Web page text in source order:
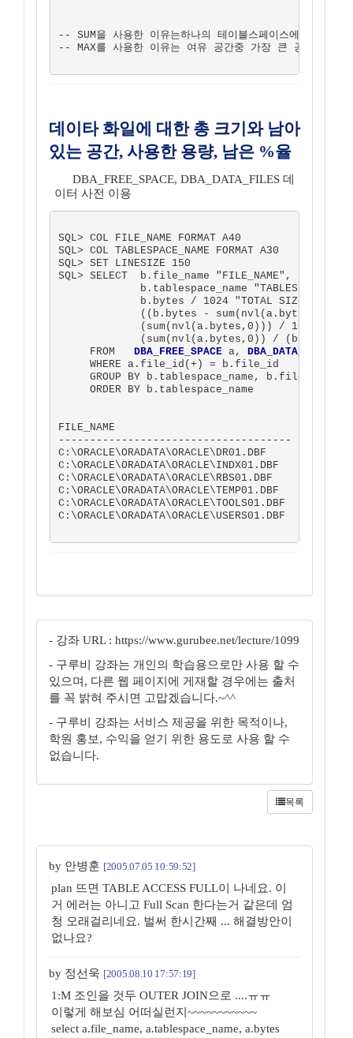
-- SUM을 사용한 이유는하나의 테이블스페이스에 분산되
-- MAX를 사용한 이유는 여유 공간중 가장 큰 공간의
데이타 화일에 대한 총 크기와 남아
있는 공간, 사용한 용량, 남은 %율
DBA_FREE_SPACE, DBA_DATA_FILES 데
이터 사전 이용
SQL> COL FILE_NAME FORMAT A40
SQL> COL TABLESPACE_NAME FORMAT A30
SQL> SET LINESIZE 150
SQL> SELECT  b.file_name
b.tablespace_name
b.bytes / 1024 "TOTAL SIZE(KB)",
((b.bytes - sum(nvl(a.bytes,0))))
(sum(nvl(a.bytes,0))) / 1024
(sum(nvl(a.bytes,0)) / (b.bytes))
     FROM
DBA_FREE_SPACE a, DBA_DATA_FILES
     WHERE a.file_id(+) = b.file_id
GROUP BY b.tablespace_name, b.file_name,
     ORDER BY b.tablespace_name
FILE_NAME
-------------------------------------
C:\ORACLE\ORADATA\ORACLE\DR01.DBF
- 강좌 URL : https://www.gurubee.net/lecture/1099
- 구루비 강좌는 개인의 학습용으로만 사용 할 수
있으며, 다른 웹 페이지에 게재할 경우에는 출처
를 꼭 밝혀 주시면 고맙겠습니다.~^^
- 구루비 강좌는 서비스 제공을 위한 목적이나,
학원 홍보, 수익을 얻기 위한 용도로 사용 할 수
없습니다.
목록
by 안병훈 [2005.07.05 10:59:52]
plan 뜨면 TABLE ACCESS FULL이 나네요. 이
거 에러는 아니고 Full Scan 한다는거 같은데 엄
청 오래걸리네요. 벌써 한시간째 ... 해결방안이
없나요?
by 정선욱 [2005.08.10 17:57:19]
1:M 조인을 것두 OUTER JOIN으로 ....ㅠㅠ
이렇게 해보심 어떠실런지~~~~~~~~~~~
select a.file_name, a.tablespace_name, a.bytes